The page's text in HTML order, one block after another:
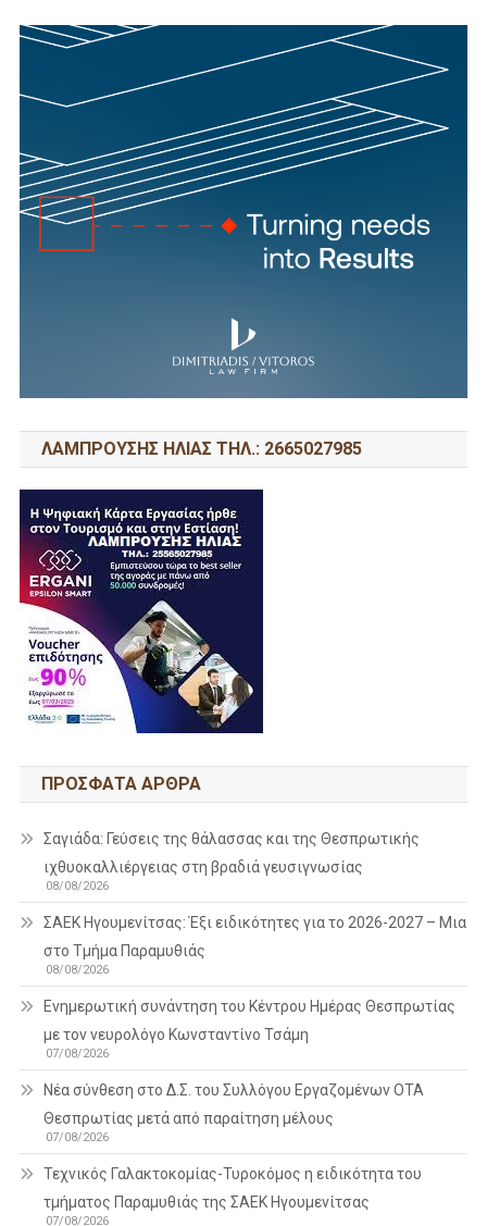
ΛΑΜΠΡΟΥΣΗΣ ΗΛΙΑΣ ΤΗΛ.: 2665027985
ΠΡΌΣΦΑΤΑ ΆΡΘΡΑ
Σαγιάδα: Γεύσεις της θάλασσας και της Θεσπρωτικής
ιχθυοκαλλιέργειας στη βραδιά γευσιγνωσίας
08/08/2026
ΣΑΕΚ Ηγουμενίτσας: Έξι ειδικότητες για το 2026-2027 – Μια
στο Τμήμα Παραμυθιάς
08/08/2026
Ενημερωτική συνάντηση του Κέντρου Ημέρας Θεσπρωτίας
με τον νευρολόγο Κωνσταντίνο Τσάμη
07/08/2026
Νέα σύνθεση στο Δ.Σ. του Συλλόγου Εργαζομένων ΟΤΑ
Θεσπρωτίας μετά από παραίτηση μέλους
07/08/2026
Τεχνικός Γαλακτοκομίας-Τυροκόμος η ειδικότητα του
τμήματος Παραμυθιάς της ΣΑΕΚ Ηγουμενίτσας
07/08/2026